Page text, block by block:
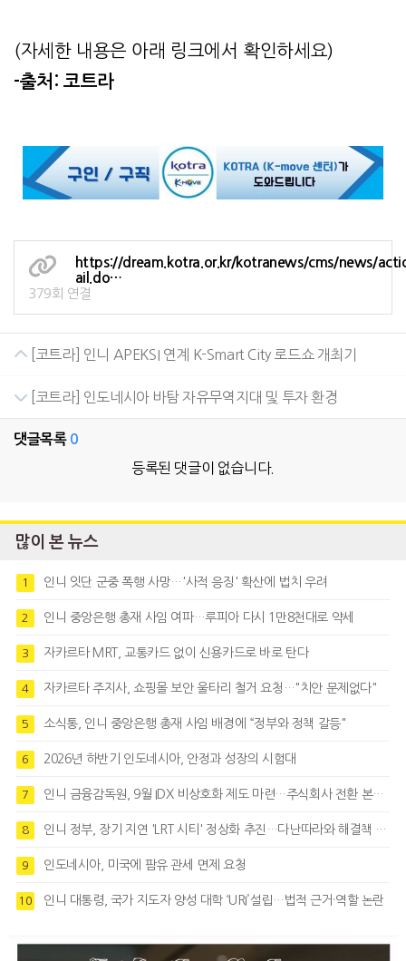
(자세한 내용은 아래 링크에서 확인하세요)
-출처: 코트라
https://dream.kotra.or.kr/kotranews/cms/news/
ail.do…
379회 연결
[코트라] 인니 APEKSI 연계 K-Smart City 로드쇼 개최기
[코트라] 인도네시아 바탐 자유무역지대 및 투자 환경
댓글목록 0
등록된 댓글이 없습니다.
많이 본 뉴스
1 인니 잇단 군중 폭행 사망…'사적 응징' 확산에 법치 우려
2 인니 중앙은행 총재 사임 여파…루피아 다시 1만8천대로 약세
3 자카르타 MRT, 교통카드 없이 신용카드로 바로 탄다
4 자카르타 주지사, 쇼핑몰 보안 울타리 철거 요청…"치안 문제없다"
5 소식통, 인니 중앙은행 총재 사임 배경에 “정부와 정책 갈등"
6 2026년 하반기 인도네시아, 안정과 성장의 시험대
7 인니 금융감독원, 9월 IDX 비상호화 제도 마련…주식회사 전환 본격화
8 인니 정부, 장기 지연 'LRT 시티' 정상화 추진…다난따라와 해결책 모색
9 인도네시아, 미국에 팜유 관세 면제 요청
10 인니 대통령, 국가 지도자 양성 대학 ‘URI’설립…법적 근거·역할 논란